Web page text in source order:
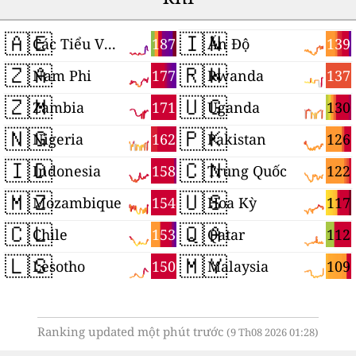
🇦🇪 187
Các Tiểu Vương quốc Ả Rập Thống nhất
🇿🇦 177
Nam Phi
🇿🇲 171
Zambia
🇳🇬 162
Nigeria
🇮🇩 158
Indonesia
🇲🇿 154
Mozambique
🇨🇱 153
Chile
🇱🇸 150
Lesotho
🇮🇳 139
Ấn Độ
🇷🇼 137
Rwanda
🇺🇬 130
Uganda
🇵🇰 126
Pakistan
🇨🇳 122
Trung Quốc
🇺🇸 117
Hoa Kỳ
🇶🇦 112
Qatar
🇲🇾 109
Malaysia
Ranking updated một phút trước (9 Th08 2026 01:28)